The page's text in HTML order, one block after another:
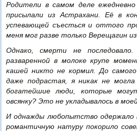
Родители в самом деле
присылали из Астрахани. Её в
успевающей съесться и оттого
меня мог разве только Верещагин
Однако, смерти не
разваренной в молоке крупе
кашей никто не кормил. До
даже подрастая, я никак не
богатейшие люди, которые
овсянку? Это не укладывалось в
И однажды любопытство
романтичную натуру покорило